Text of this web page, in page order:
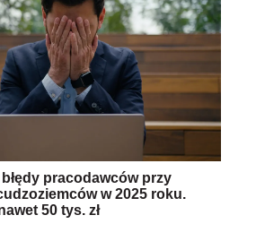
pracodawców przy
w 2025 roku.
50 tys. zł